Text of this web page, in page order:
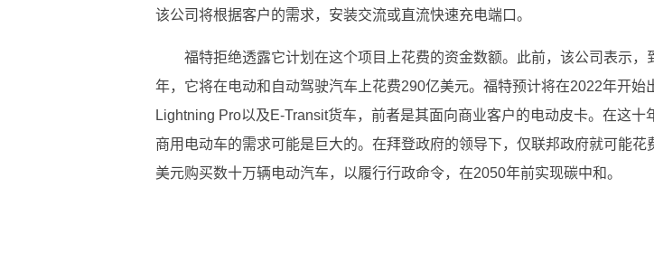
该公司将根据客户的需求，安装交流或直流快速充电端口。
福特拒绝透露它计划在这个项目上花费的资金数额。此前，该公司表示，
年，它将在电动和自动驾驶汽车上花费290亿美元。福特预计将在2022年开始
Lightning Pro以及E-Transit货车，前者是其面向商业客户的电动皮卡。在这十
商用电动车的需求可能是巨大的。在拜登政府的领导下，仅联邦政府就可能花
美元购买数十万辆电动汽车，以履行行政命令，在2050年前实现碳中和。